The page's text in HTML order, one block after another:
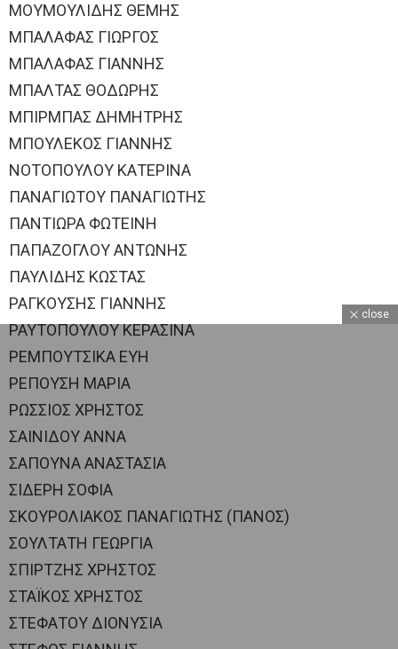
ΜΟΥΜΟΥΛΙΔΗΣ ΘΕΜΗΣ
ΜΠΑΛΑΦΑΣ ΓΙΩΡΓΟΣ
ΜΠΑΛΑΦΑΣ ΓΙΑΝΝΗΣ
ΜΠΑΛΤΑΣ ΘΟΔΩΡΗΣ
ΜΠΙΡΜΠΑΣ ΔΗΜΗΤΡΗΣ
ΜΠΟΥΛΕΚΟΣ ΓΙΑΝΝΗΣ
ΝΟΤΟΠΟΥΛΟΥ ΚΑΤΕΡΙΝΑ
ΠΑΝΑΓΙΩΤΟΥ ΠΑΝΑΓΙΩΤΗΣ
ΠΑΝΤΙΩΡΑ ΦΩΤΕΙΝΗ
ΠΑΠΑΖΟΓΛΟΥ ΑΝΤΩΝΗΣ
ΠΑΥΛΙΔΗΣ ΚΩΣΤΑΣ
ΡΑΓΚΟΥΣΗΣ ΓΙΑΝΝΗΣ
ΡΑΥΤΟΠΟΥΛΟΥ ΚΕΡΑΣΙΝΑ
ΡΕΜΠΟΥΤΣΙΚΑ ΕΥΗ
ΡΕΠΟΥΣΗ ΜΑΡΙΑ
ΡΩΣΣΙΟΣ ΧΡΗΣΤΟΣ
ΣΑΙΝΙΔΟΥ ΑΝΝΑ
ΣΑΠΟΥΝΑ ΑΝΑΣΤΑΣΙΑ
ΣΙΔΕΡΗ ΣΟΦΙΑ
ΣΚΟΥΡΟΛΙΑΚΟΣ ΠΑΝΑΓΙΩΤΗΣ (ΠΑΝΟΣ)
ΣΟΥΛΤΑΤΗ ΓΕΩΡΓΙΑ
ΣΠΙΡΤΖΗΣ ΧΡΗΣΤΟΣ
ΣΤΑΪΚΟΣ ΧΡΗΣΤΟΣ
ΣΤΕΦΑΤΟΥ ΔΙΟΝΥΣΙΑ
close